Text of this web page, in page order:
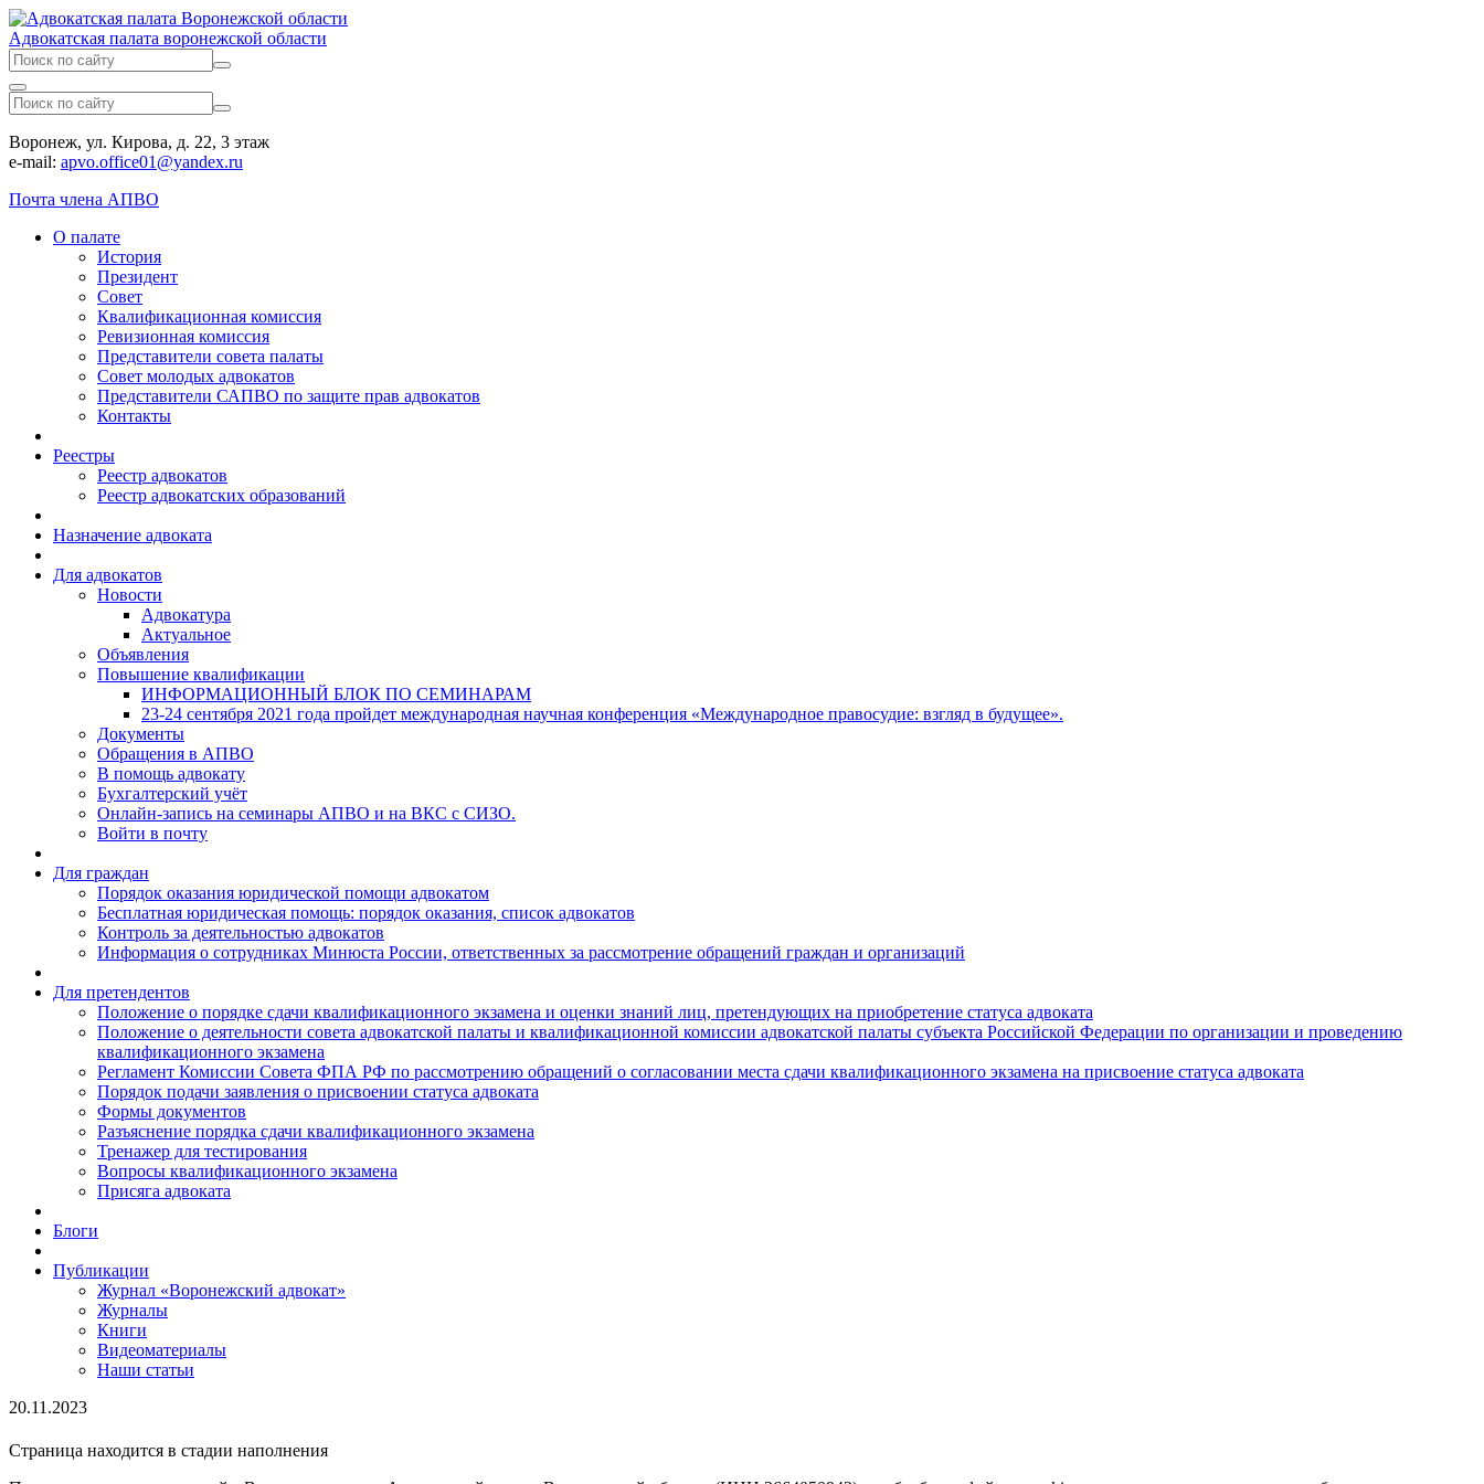
Адвокатская палата воронежской области
Воронеж, ул. Кирова, д. 22, 3 этаж
e-mail: apvo.office01@yandex.ru
Почта члена АПВО
О палате
История
Президент
Совет
Квалификационная комиссия
Ревизионная комиссия
Представители совета палаты
Совет молодых адвокатов
Представители САПВО по защите прав адвокатов
Контакты
Реестры
Реестр адвокатов
Реестр адвокатских образований
Назначение адвоката
Для адвокатов
Новости
Адвокатура
Актуальное
Объявления
Повышение квалификации
ИНФОРМАЦИОННЫЙ БЛОК ПО СЕМИНАРАМ
23-24 сентября 2021 года пройдет международная научная конференция «Международное правосудие: взгляд в будущее».
Документы
Обращения в АПВО
В помощь адвокату
Бухгалтерский учёт
Онлайн-запись на семинары АПВО и на ВКС с СИЗО.
Войти в почту
Для граждан
Порядок оказания юридической помощи адвокатом
Бесплатная юридическая помощь: порядок оказания, список адвокатов
Контроль за деятельностью адвокатов
Информация о сотрудниках Минюста России, ответственных за рассмотрение обращений граждан и организаций
Для претендентов
Положение о порядке сдачи квалификационного экзамена и оценки знаний лиц, претендующих на приобретение статуса адвоката
Положение о деятельности совета адвокатской палаты и квалификационной комиссии адвокатской палаты субъекта Российской Федерации по организации и проведению
квалификационного экзамена
Регламент Комиссии Совета ФПА РФ по рассмотрению обращений о согласовании места сдачи квалификационного экзамена на присвоение статуса адвоката
Порядок подачи заявления о присвоении статуса адвоката
Формы документов
Разъяснение порядка сдачи квалификационного экзамена
Тренажер для тестирования
Вопросы квалификационного экзамена
Присяга адвоката
Блоги
Публикации
Журнал «Воронежский адвокат»
Журналы
Книги
Видеоматериалы
Наши статьи
20.11.2023
Страница находится в стадии наполнения